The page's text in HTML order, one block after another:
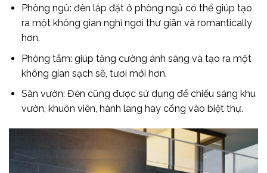
Phòng ngủ: đèn lắp đặt ở phòng ngủ có thể giúp tạo
ra một không gian nghỉ ngơi thư giãn và romantically
hơn.
Phòng tắm: giúp tăng cường ánh sáng và tạo ra một
không gian sạch sẽ, tươi mới hơn.
Sân vườn: Đèn cũng được sử dụng để chiếu sáng khu
vườn, khuôn viên, hành lang hay cổng vào biệt thự.